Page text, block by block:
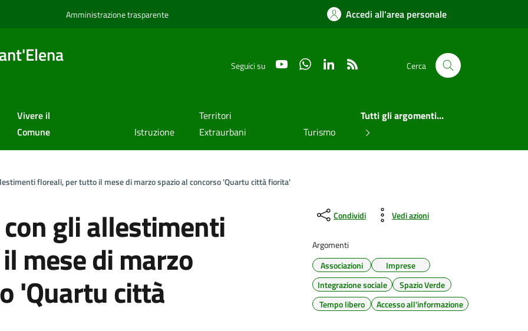
Amministrazione trasparente Accedi all'area personale
Seguici su YouTube WhatsAppLinkedIn Cerca
Vivere il
Comune
Istruzione
Territori
Extraurbani
Turismo
Tutti gli argomenti...
floreali, per tutto il mese di marzo spazio al concorso 'Quartu città fiorita'
gli allestimenti
mese di marzo
'Quartu città
Condividi Vedi azioni
Argomenti
Associazioni
Imprese
Integrazione sociale
Spazio Verde
Tempo libero
Accesso all'informazione